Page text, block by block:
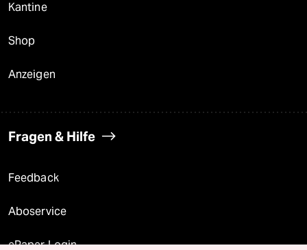
Kantine
Shop
Anzeigen
Fragen & Hilfe
Feedback
Aboservice
ePaper Login